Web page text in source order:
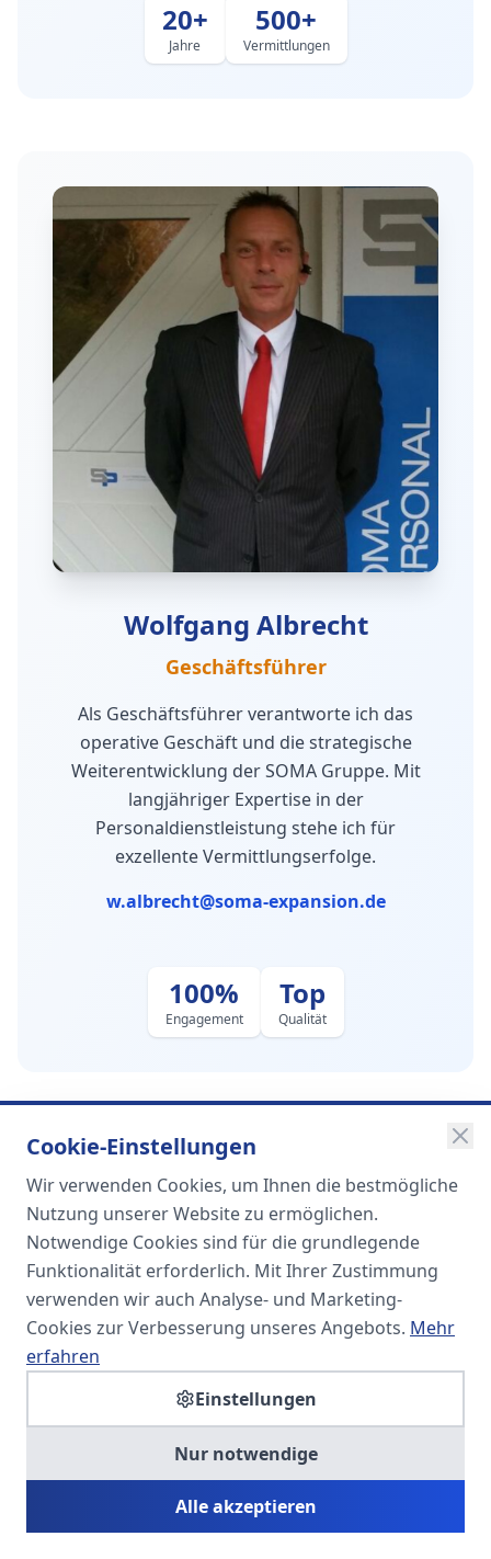
20+
Jahre
500+
Vermittlungen
Wolfgang Albrecht
Geschäftsführer
Als Geschäftsführer verantworte ich das
operative Geschäft und die strategische
Weiterentwicklung der SOMA Gruppe. Mit
langjähriger Expertise in der
Personaldienstleistung stehe ich für
exzellente Vermittlungserfolge.
w.albrecht@soma-expansion.de
100%
Engagement
Top
Qualität
SOMA
Unternehmensgruppe
Spezialisiert auf Fach- und
Führungskräfte in der
SOMA HR KONSULT UG
Personalberatung & Executive Search
Cookie-Einstellungen
Wir verwenden Cookies, um Ihnen die bestmögliche
Nutzung unserer Website zu ermöglichen.
Notwendige Cookies sind für die grundlegende
Funktionalität erforderlich. Mit Ihrer Zustimmung
verwenden wir auch Analyse- und Marketing-
Cookies zur Verbesserung unseres Angebots. Mehr
erfahren
Einstellungen
Nur notwendige
Alle akzeptieren